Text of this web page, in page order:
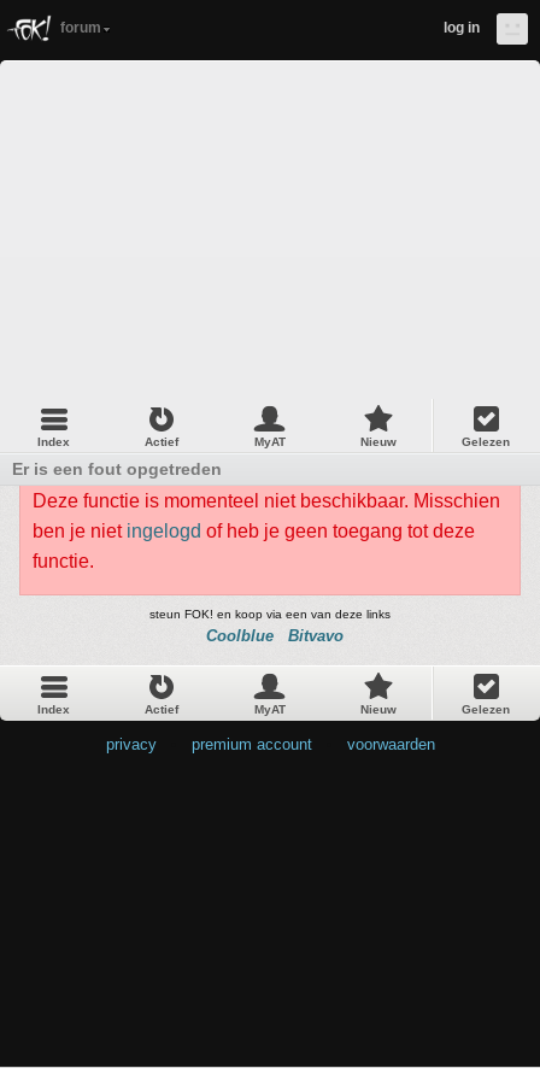
forum log in
Index Actief MyAT Nieuw Gelezen
Er is een fout opgetreden
Deze functie is momenteel niet beschikbaar. Misschien
ben je niet ingelogd of heb je geen toegang tot deze
functie.
steun FOK! en koop via een van deze links
Coolblue Bitvavo
Index Actief MyAT Nieuw Gelezen
privacy premium account voorwaarden